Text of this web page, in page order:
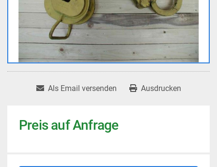
Als Email versenden Ausdrucken
Preis auf Anfrage